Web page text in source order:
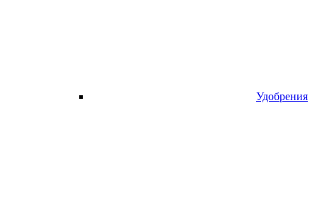
Удобрения